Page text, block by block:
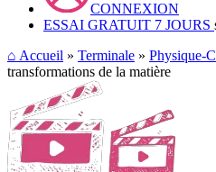
CONNEXION
ESSAI GRATUIT 7 JOURS
⌂ Accueil » Terminale » Physique-
transformations de la matière